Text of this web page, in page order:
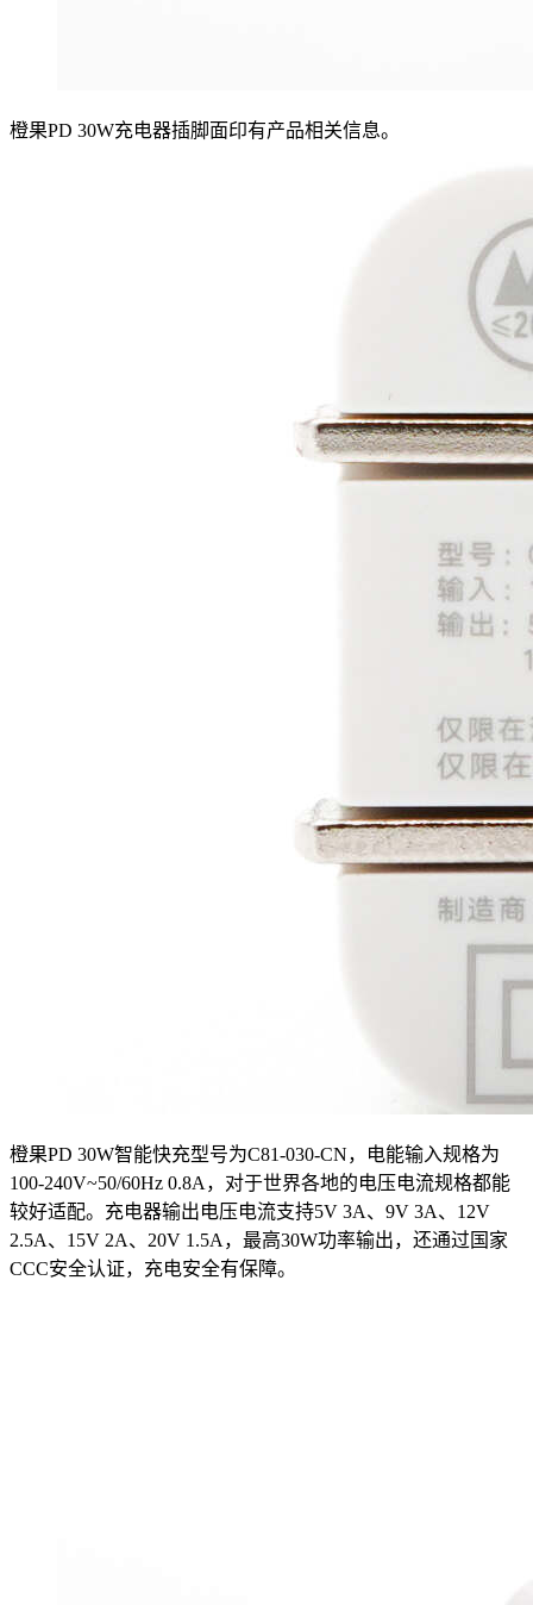
橙果PD 30W充电器插脚面印有产品相关信息。
橙果PD 30W智能快充型号为C81-030-CN，电能输入规格为
100-240V~50/60Hz 0.8A，对于世界各地的电压电流规格都能
较好适配。充电器输出电压电流支持5V 3A、9V 3A、12V
2.5A、15V 2A、20V 1.5A，最高30W功率输出，还通过国家
CCC安全认证，充电安全有保障。